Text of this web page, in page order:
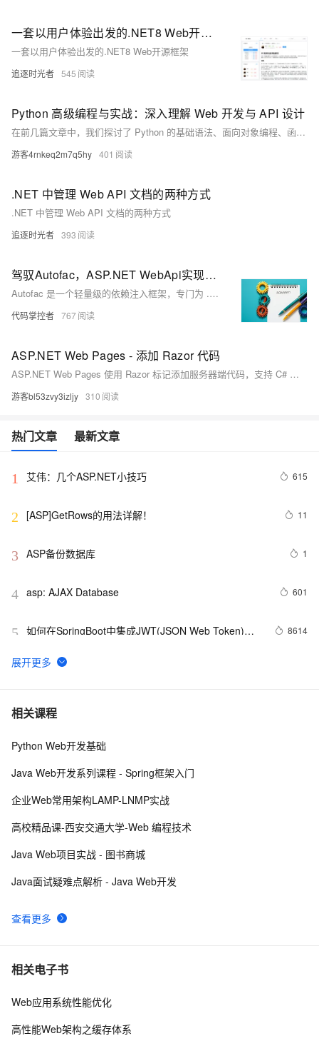
一套以用户体验出发的.NET8 Web开源框架
一套以用户体验出发的.NET8 Web开源框架
追逐时光者 545
Python 高级编程与实战：深入理解 Web 开发与 API 设计
在前几篇文章中，我们探讨了 Python 的基础语法、面向对象编程、函数式编程、元编程、性能优化、调试技巧以及数据科学和机器学习。本文将深入探讨 Python 在 Web 开发和 API 设计中的应用，并通过实战项目帮助你掌握这些技术。
游客4rnkeq2m7q5hy 401
.NET 中管理 Web API 文档的两种方式
.NET 中管理 Web API 文档的两种方式
追逐时光者 393
驾驭Autofac，ASP.NET WebApi实现依赖注入详细步骤总结
Autofac 是一个轻量级的依赖注入框架，专门为 .NET 应用程序量身定做，它就像是你代码中的 "魔法师"，用它来管理对象的生命周期，让你的代码更加模块化、易于测试和维护
代码掌控者 767
ASP.NET Web Pages - 添加 Razor 代码
ASP.NET Web Pages 使用 Razor 标记添加服务器端代码，支持 C# 和 Visual Basic。Razor 语法简洁易学，类似于 ASP 和 PHP。例如，在网页中加入 `@DateTime.Now` 可以实时显示当前时间。
游客bl53zvy3izljy 310
热门文章 最新文章
1 艾伟：几个ASP.NET小技巧 615
2 [ASP]GetRows的用法详解！ 11
3 ASP备份数据库 1
4 asp: AJAX Database 601
5 如何在SpringBoot中集成JWT(JSON Web Token)鉴
8614
6 漏洞扫描技术：对Web应用程序进行漏洞扫描
7 【WEB安全】详解信息泄漏漏洞
8 ctfshow-WEB-web14( 利用数据库读写功能读取网站敏感
10高性能web建站规则（CDN）
相关课程
查看更多
Python Web开发基础
Java Web开发系列课程 - Spring框架入门
企业Web常用架构LAMP-LNMP实战
高校精品课-西安交通大学-Web 编程技术
Java Web项目实战 - 图书商城
Java面试疑难点解析 - Java Web开发
相关电子书
Web应用系统性能优化
高性能Web架构之缓存体系